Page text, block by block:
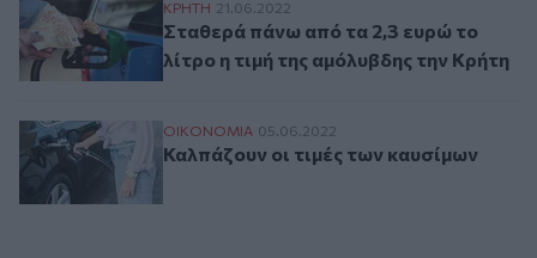
Σταθερά πάνω από τα 2,3 ευρώ το λίτρο η
ΚΡΗΤΗ 21.06.2022
Σταθερά πάνω από τα 2,3 ευρώ το
λίτρο η τιμή της αμόλυβδης την Κρήτη
Καλπάζουν οι τιμές των καυσίμων
ΟΙΚΟΝΟΜΙΑ 05.06.2022
Καλπάζουν οι τιμές των καυσίμων